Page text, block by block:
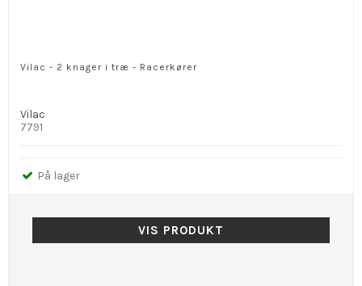
Vilac - 2 knager i træ - Racerkører
Vilac
7791
På lager
VIS PRODUKT